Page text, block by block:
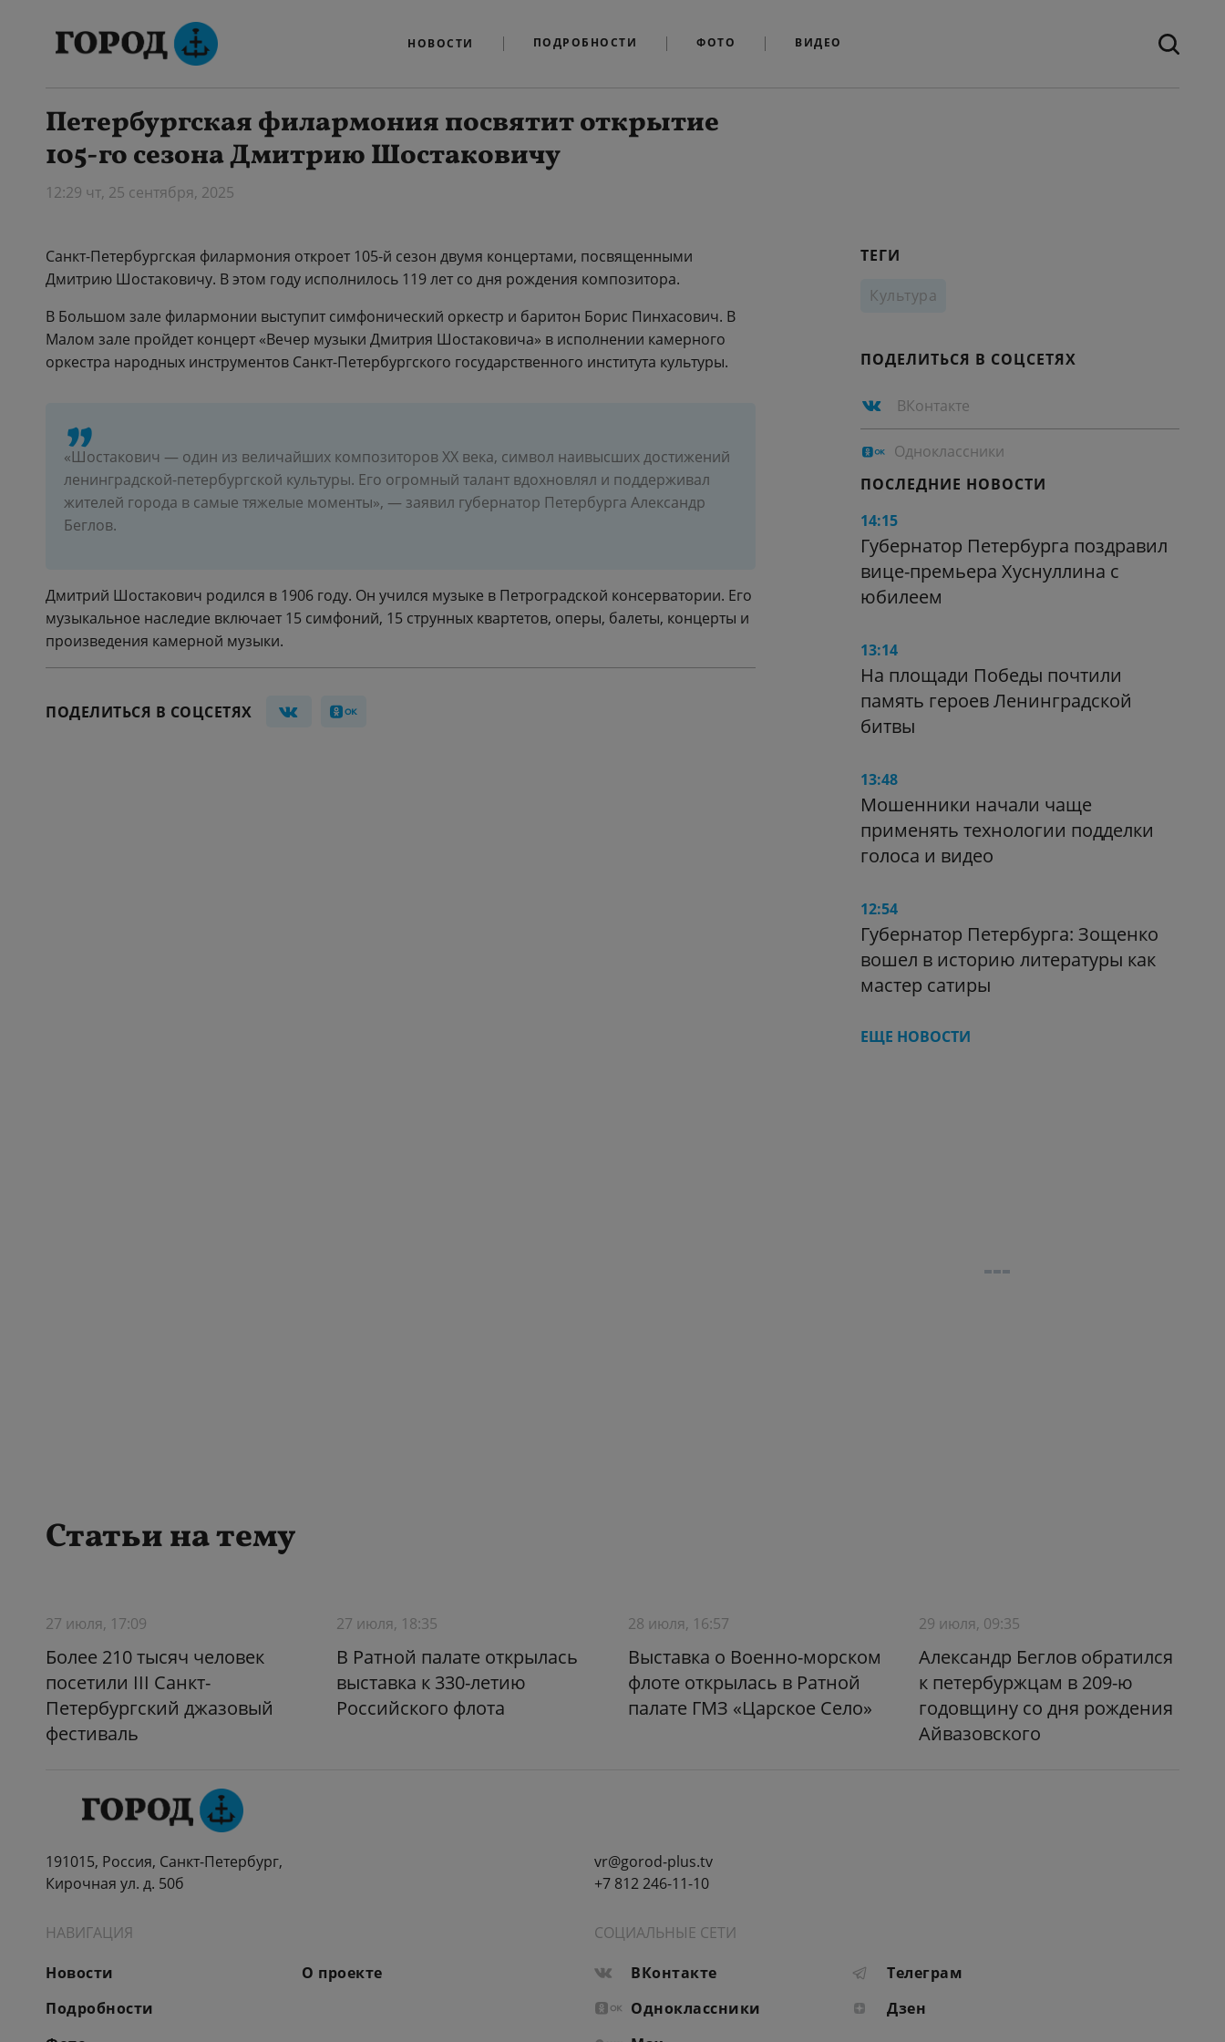
НОВОСТИ ПОДРОБНОСТИ ФОТО ВИДЕО
Петербургская филармония посвятит открытие
105-го сезона Дмитрию Шостаковичу
12:29 чт, 25 сентября, 2025
Санкт-Петербургская филармония откроет 105-й сезон двумя концертами, посвященными
Дмитрию Шостаковичу. В этом году исполнилось 119 лет со дня рождения композитора.
В Большом зале филармонии выступит симфонический оркестр и баритон Борис Пинхасович. В
Малом зале пройдет концерт «Вечер музыки Дмитрия Шостаковича» в исполнении камерного
оркестра народных инструментов Санкт-Петербургского государственного института культуры.
«Шостакович — один из величайших композиторов XX века, символ наивысших достижений
ленинградской-петербургской культуры. Его огромный талант вдохновлял и поддерживал
жителей города в самые тяжелые моменты», — заявил губернатор Петербурга Александр
Беглов.
Дмитрий Шостакович родился в 1906 году. Он учился музыке в Петроградской консерватории. Его
музыкальное наследие включает 15 симфоний, 15 струнных квартетов, оперы, балеты, концерты и
произведения камерной музыки.
ПОДЕЛИТЬСЯ В СОЦСЕТЯХ
ТЕГИ
Культура
ПОДЕЛИТЬСЯ В СОЦСЕТЯХ
ВКонтакте
Одноклассники
ПОСЛЕДНИЕ НОВОСТИ
14:15
Губернатор Петербурга поздравил
вице-премьера Хуснуллина с
юбилеем
13:14
На площади Победы почтили
память героев Ленинградской
битвы
13:48
Мошенники начали чаще
применять технологии подделки
голоса и видео
12:54
Губернатор Петербурга: Зощенко
вошел в историю литературы как
мастер сатиры
ЕЩЕ НОВОСТИ
Статьи на тему
27 июля, 17:09
Более 210 тысяч человек
посетили III Санкт-
Петербургский джазовый
фестиваль
27 июля, 18:35
В Ратной палате открылась
выставка к 330-летию
Российского флота
28 июля, 16:57
Выставка о Военно-морском
флоте открылась в Ратной
палате ГМЗ «Царское Село»
29 июля, 09:35
Александр Беглов обратился
к петербуржцам в 209-ю
годовщину со дня рождения
Айвазовского
191015, Россия, Санкт-Петербург,
Кирочная ул. д. 50б
vr@gorod-plus.tv
+7 812 246-11-10
НАВИГАЦИЯ
Новости
Подробности
О проекте
СОЦИАЛЬНЫЕ СЕТИ
ВКонтакте
Телеграм
Одноклассники
Дзен